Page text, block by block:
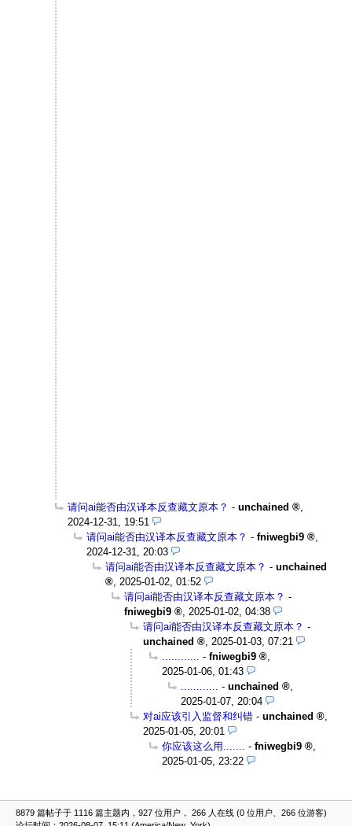
请问ai能否由汉译本反查藏文原本？ - unchained
2024-12-31, 19:51
请问ai能否由汉译本反查藏文原本？ - fniwegbi9
2024-12-31, 20:03
请问ai能否由汉译本反查藏文原本？ - unchained
2025-01-02, 01:52
请问ai能否由汉译本反查藏文原本？ -
fniwegbi9
2025-01-02, 04:38
请问ai能否由汉译本反查藏文原本？ -
unchained
2025-01-03, 07:21
- fniwegbi9
2025-01-06, 01:43
- unchained
2025-01-07, 20:04
对ai应该引入监督和纠错 - unchained
2025-01-05, 20:01
你应该这么用.......
- fniwegbi9
2025-01-05, 23:22
8879 篇帖子于 1116 篇主题内，927 位用户， 266 人在线 (0 位用户、266 位游客)